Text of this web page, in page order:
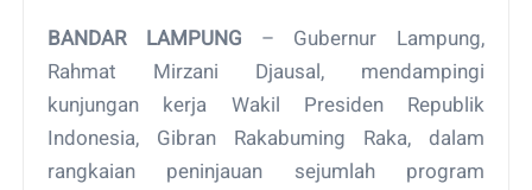
BANDAR LAMPUNG – Gubernur Lampung,
Rahmat Mirzani Djausal, mendampingi
kunjungan kerja Wakil Presiden Republik
Indonesia, Gibran Rakabuming Raka, dalam
rangkaian peninjauan sejumlah program